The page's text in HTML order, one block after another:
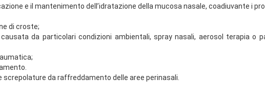
e il mantenimento dell’idratazione della mucosa nasale, coadiuvante i
di croste;
da particolari condizioni ambientali, spray nasali, aerosol terapia o
screpolature da raffreddamento delle aree perinasali.